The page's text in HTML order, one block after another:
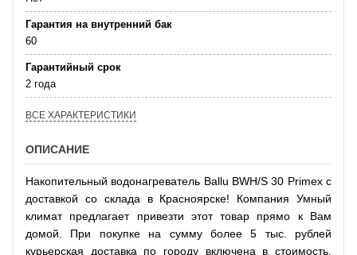
Гарантия на внутренний бак
60
Гарантийный срок
2 года
ВСЕ ХАРАКТЕРИСТИКИ
ОПИСАНИЕ
Накопительный водонагреватель Ballu BWH/S 30 Primex с
доставкой со склада в Красноярске! Компания Умный
климат предлагает привезти этот товар прямо к Вам
домой. При покупке на сумму более 5 тыс. рублей
курьерская доставка по городу включена в стоимость.